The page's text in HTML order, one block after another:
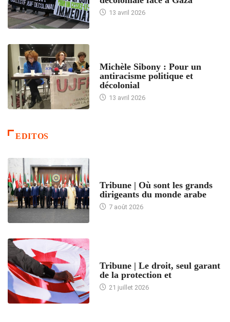
13 avril 2026
Michèle Sibony : Pour un
antiracisme politique et
décolonial
13 avril 2026
EDITOS
Tribune | Où sont les grands
dirigeants du monde arabe
7 août 2026
Tribune | Le droit, seul garant
de la protection et
21 juillet 2026